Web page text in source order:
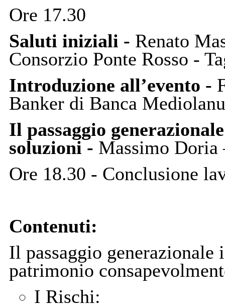
Ore 17.30
Saluti iniziali - Renato
Consorzio Ponte Rosso -
Introduzione all’evento -
Banker di Banca
Il passaggio
soluzioni - Massimo Doria
Ore 18.30 - Conclusione
Contenuti:
Il passaggio generazionale
patrimonio
I Rischi: